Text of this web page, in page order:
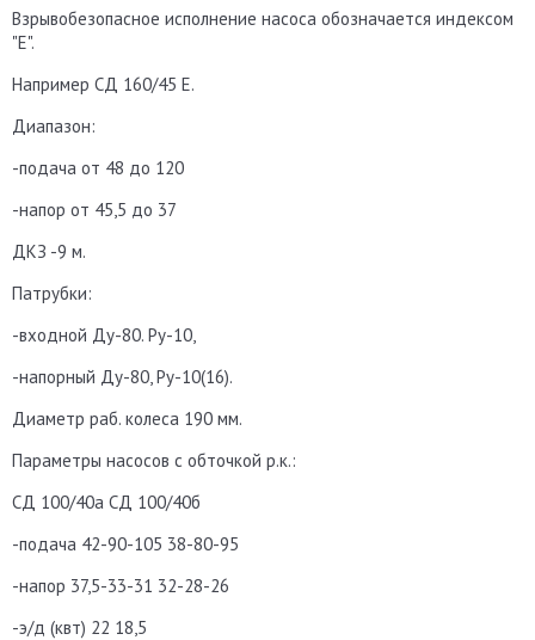
Взрывобезопасное исполнение насоса обозначается индексом
"Е".
Например СД 160/45 Е.
Диапазон:
-подача от 48 до 120
-напор от 45,5 до 37
ДКЗ -9 м.
Патрубки:
-входной Ду-80. Ру-10,
-напорный Ду-80, Ру-10(16).
Диаметр раб. колеса 190 мм.
Параметры насосов с обточкой р.к.:
СД 100/40а СД 100/40б
-подача 42-90-105 38-80-95
-напор 37,5-33-31 32-28-26
-э/д (квт) 22 18,5